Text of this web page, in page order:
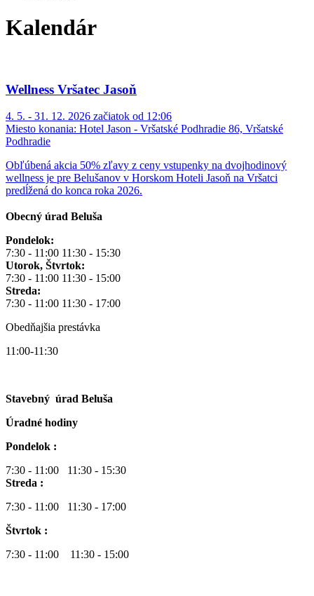
Kalendár
Wellness Vršatec Jasoň
4. 5. - 31. 12. 2026 začiatok od 12:06
Miesto konania: Hotel Jason - Vršatské Podhradie 86, Vršatské
Podhradie
Obľúbená akcia 50% zľavy z ceny vstupenky na dvojhodinový
wellness je pre Belušanov v Horskom Hoteli Jasoň na Vršatci
predĺžená do konca roka 2026.
Obecný úrad Beluša
Pondelok:
7:30 - 11:00 11:30 - 15:30
Utorok, Štvrtok:
7:30 - 11:00 11:30 - 15:00
Streda:
7:30 - 11:00 11:30 - 17:00
Obedňajšia prestávka
11:00-11:30
Stavebný úrad Beluša
Úradné hodiny
Pondelok :
7:30 - 11:00 11:30 - 15:30
Streda :
7:30 - 11:00 11:30 - 17:00
Štvrtok :
7:30 - 11:00 11:30 - 15:00